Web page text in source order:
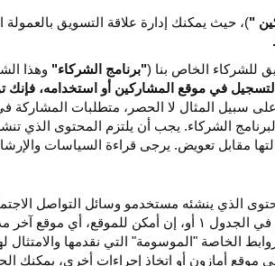
")، حيث يمكنك إدارة علاقة التسويق
للشركاء الخاص بنا ("برنامج الشركاء" وهذا
في موقع المشاركين أو استخدامه، فإنك
على سبيل المثال لا الحصر، متطلبات المشاركة
لبرنامج الشركاء. يجب أن يلتزم المحتوى الذي
مقابل تعويض. يرجى قراءة السياسات
الذي ينشئه مستخدمو وسائل التواصل
في الجدول ۱ أو، إن أمكن للموقع، أي موقع آخر
"الموسومة" التي نقدمها والامتثال
موقع أمازون أو اتخاذ إجراءات أخرى، يمكنك